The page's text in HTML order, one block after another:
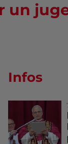
un
Infos